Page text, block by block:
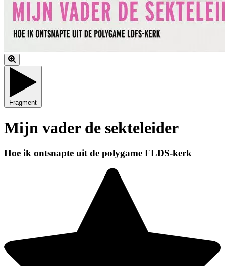
Fragment
Mijn vader de sekteleider
Hoe ik ontsnapte uit de polygame FLDS-kerk